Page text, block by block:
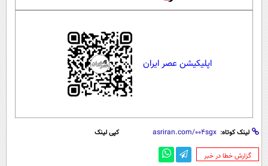
اپلیکیشن عصر ایران
لینک کوتاه: کپی لینک
‌گزارش خطا در خبر